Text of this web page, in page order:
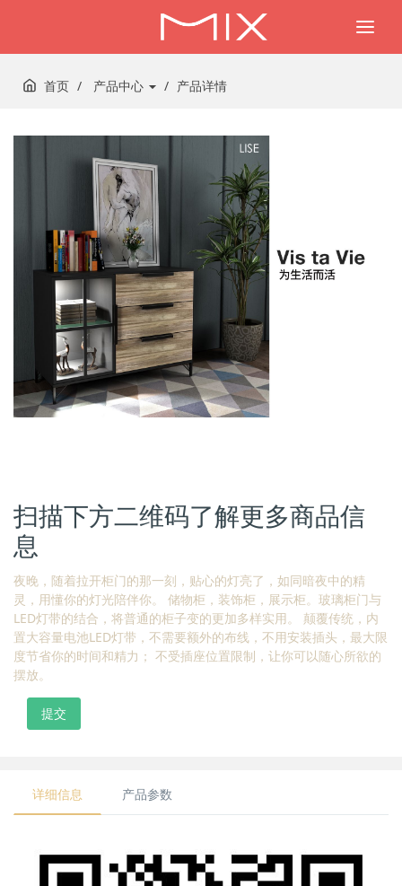
首页 产品中心 产品详情
扫描下方二维码了解更多商品信
息
夜晚，随着拉开柜门的那一刻，贴心的灯亮了，如同暗夜中的精
灵，用懂你的灯光陪伴你。 储物柜，装饰柜，展示柜。玻璃柜门与
LED灯带的结合，将普通的柜子变的更加多样实用。 颠覆传统，内
置大容量电池LED灯带，不需要额外的布线，不用安装插头，最大限
度节省你的时间和精力； 不受插座位置限制，让你可以随心所欲的
摆放。
提交
详细信息 产品参数